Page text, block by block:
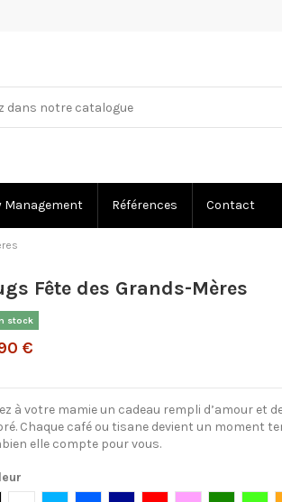
Management Références Contact
Fête des Grands-Mères
stock
€
à votre mamie un cadeau rempli d’amour et
Chaque café ou tisane devient un moment
elle compte pour vous.